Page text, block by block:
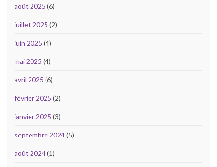
août 2025 (6)
juillet 2025 (2)
juin 2025 (4)
mai 2025 (4)
avril 2025 (6)
février 2025 (2)
janvier 2025 (3)
septembre 2024(5)
août 2024(1)